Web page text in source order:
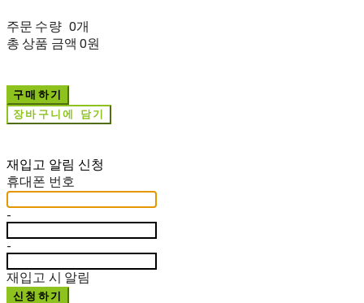
주문 수량 0개
총 상품 금액 0원
구매하기
장바구니에 담기
재입고 알림 신청
휴대폰 번호
-
-
재입고 시 알림
신청하기